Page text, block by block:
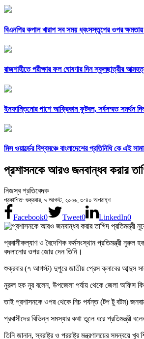
বিএনপির কপাল খারাপ সব সময় ধ্বংসস্তূপের ওপর
রাজশাহীতে পরীক্ষার ফল ঘোষণার দিন স্কুলছাত্রীর
ইনফান্তিনোর পাশে আফ্রিকান ফুটবল, সর্বসম্মত সমর্থন
মিস ওয়ার্ল্ডের বিশ্বমঞ্চে বাংলাদেশের প্রতিনিধি কে এই
প্রশাসনকে আরও জনবান্ধব করার
নিজস্ব প্রতিবেদক
প্রকাশিত: শুক্রবার, ৭ আগস্ট, ২০২৬, ৩:৪০ অপরাহ্ণ
Facebook0 Tweet0 LinkedIn0
প্রবাসীকল্যাণ ও বৈদেশিক কর্মসংস্থান প্রতিমন্ত্রী
বদলানোর ওপর জোর দেন তিনি।
শুক্রবার (৭ আগস্ট) দুপুরে জাতীয় প্রেস ক্লাবের আব্দুস
নুরুল হক নুর বলেন, উপজেলা পর্যায় থেকে জেলা অফিস
তাই প্রশাসনকে ওপর থেকে নিচ পর্যন্ত (টপ টু বটম)
প্রবাসীদের বিভিন্ন সমস্যার কথা তুলে ধরে প্রতিমন্ত্রী
তিনি জানান, স্বরাষ্ট্র ও পররাষ্ট্র মন্ত্রণালয়ের সমন্বয়ে